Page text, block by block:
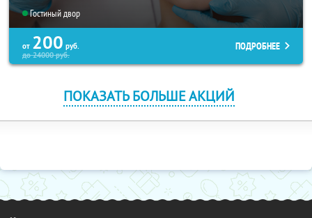
Гостиный двор
от 200 руб.
до24000руб.
ПОДРОБНЕЕ
ПОКАЗАТЬ БОЛЬШЕ АКЦИЙ